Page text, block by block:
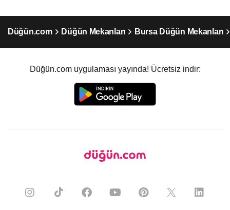
Düğün.com Düğün Mekanları Bursa Düğün Mekanları
Düğün.com uygulaması yayında! Ücretsiz indir: